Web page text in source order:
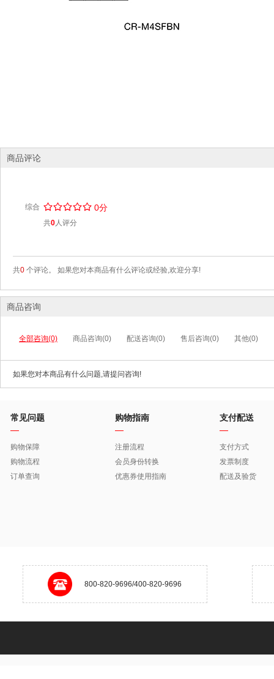
商品评论
综合 /////
..... 0分
共0人评分
共0 个评论。 如果您对本商品有什么评论或经验,欢迎分享!
商品咨询
全部咨询(0) 商品咨询(0) 配送咨询(0) 售后咨询(0) 其他(0)
如果您对本商品有什么问题,请提问咨询!
常见问题
购物保障
购物流程
订单查询
购物指南
注册流程
会员身份转换
优惠券使用指南
支付配送
支付方式
发票制度
配送及验货
800-820-9696/400-820-9696